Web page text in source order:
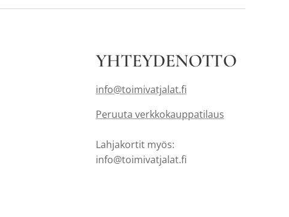
YHTEYDENOTTO
info@toimivatjalat.fi
Peruuta verkkokauppatilaus
Lahjakortit myös:
info@toimivatjalat.fi